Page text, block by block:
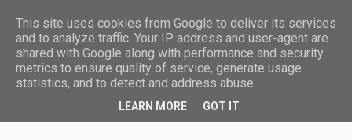
HOME
This site uses cookies from Google to deliver its services
and to analyze traffic. Your IP address and user-agent are
shared with Google along with performance and security
metrics to ensure quality of service, generate usage
statistics, and to detect and address abuse.
LEARN MORE GOT IT